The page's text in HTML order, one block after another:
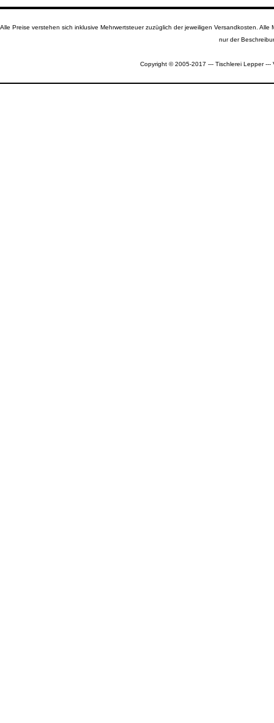
Alle Preise verstehen sich inklusive Mehrwertsteuer zuzüglich der jeweiligen Versandkosten.
nur der
Copyright © 2005-2017 --- Tischlerei Lepper